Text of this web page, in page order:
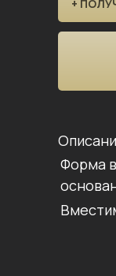
+
Форма в